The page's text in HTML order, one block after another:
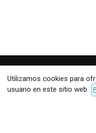
CUSTOMER CARE
Utilizamos cookies para
usuario en este sitio web.